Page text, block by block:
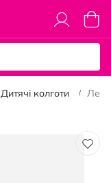
Кошик
Дитячі колготи